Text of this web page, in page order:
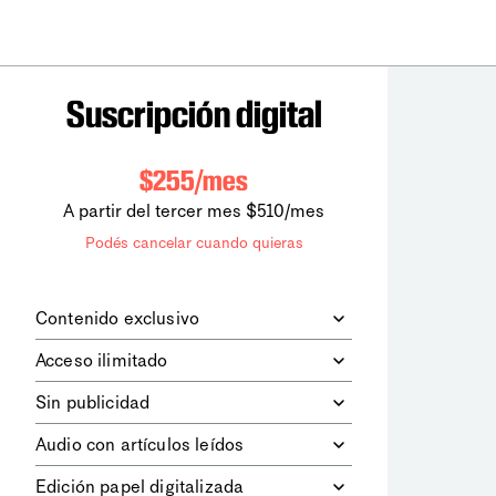
Suscripción digital
$255/mes
A partir del tercer mes $510/mes
Podés cancelar cuando quieras
Contenido exclusivo
digitales dela diaria
los contenidos de Le Monde
diplomatique.
Acceso ilimitado
contenidos.
Sin publicidad
publicitarios.
Audio con artículos leídos
Edición papel digitalizada